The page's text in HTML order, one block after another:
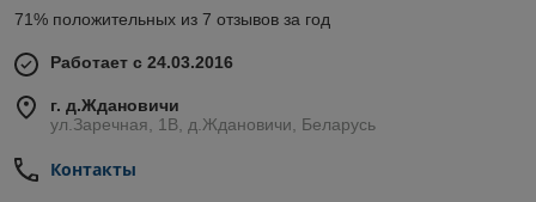
71% положительных из 7 отзывов за год
Работает с 24.03.2016
г. д.Ждановичи
ул.Заречная, 1В, д.Ждановичи, Беларусь
Контакты